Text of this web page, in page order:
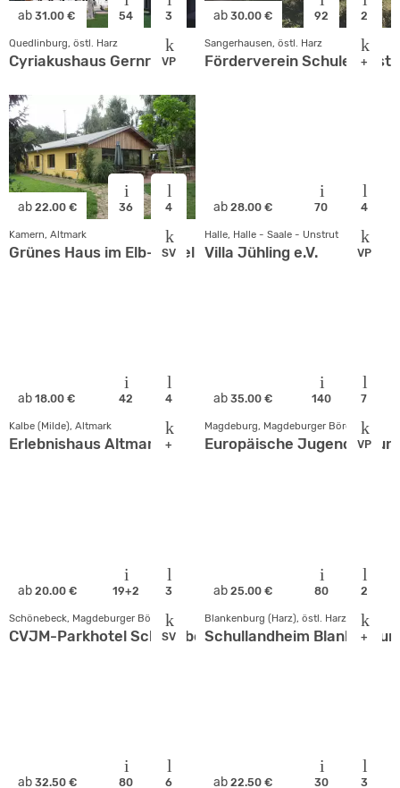
ab 31.00 € 54 3
VP
Quedlinburg, östl. Harz
Cyriakushaus Gernrode
ab 30.00 € 92 2
+
Sangerhausen, östl. Harz
Förderverein Schule
ab 22.00 € 36 4
SV
Kamern, Altmark
Grünes Haus im Elb-Havel-Winkel
ab 28.00 € 70 4
VP
Halle, Halle - Saale - Unstrut
Villa Jühling e.V.
ab 18.00 € 42 4
+
Kalbe (Milde), Altmark
Erlebnishaus Altmark
ab 35.00 € 140 7
VP
Magdeburg, Magdeburger Börde
Europäische
ab 20.00 € 19+2 3
SV
Schönebeck, Magdeburger Börde
CVJM-Parkhotel Schönebeck
ab 25.00 € 80 2
+
Blankenburg (Harz), östl. Harz
Schullandheim
ab 32.50 € 80 6 ab 22.50 € 30 3